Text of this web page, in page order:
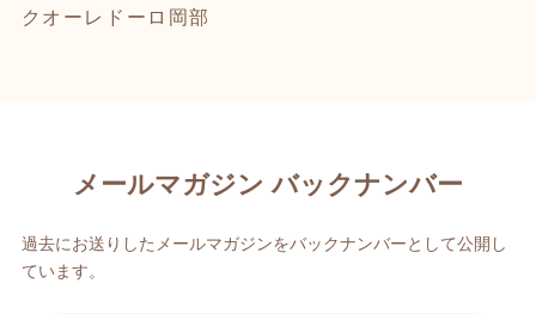
クオーレドーロ岡部
メールマガジン バックナンバー
過去にお送りしたメールマガジンをバックナンバーとして公開し
ています。